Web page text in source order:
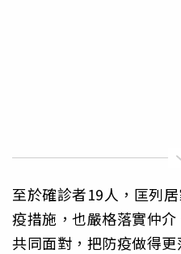
至於確診者19人，匡列
疫措施，也嚴格落實仲
共同面對，把防疫做得更